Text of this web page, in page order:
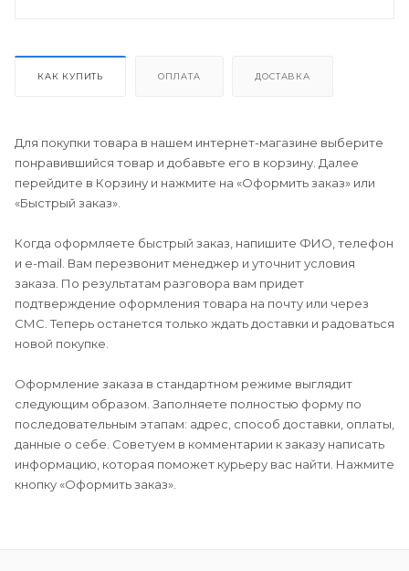
КАК КУПИТЬ ОПЛАТА ДОСТАВКА
Для покупки товара в нашем интернет-магазине выберите
понравившийся товар и добавьте его в корзину. Далее
перейдите в Корзину и нажмите на «Оформить заказ» или
«Быстрый заказ».
Когда оформляете быстрый заказ, напишите ФИО, телефон
и e-mail. Вам перезвонит менеджер и уточнит условия
заказа. По результатам разговора вам придет
подтверждение оформления товара на почту или через
СМС. Теперь останется только ждать доставки и радоваться
новой покупке.
Оформление заказа в стандартном режиме выглядит
следующим образом. Заполняете полностью форму по
последовательным этапам: адрес, способ доставки, оплаты,
данные о себе. Советуем в комментарии к заказу написать
информацию, которая поможет курьеру вас найти. Нажмите
кнопку «Оформить заказ».